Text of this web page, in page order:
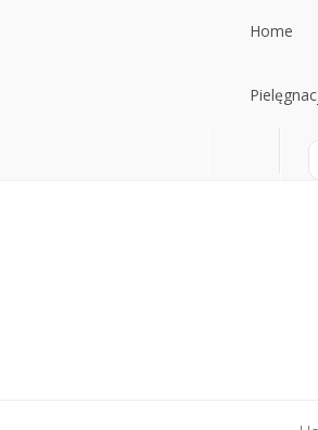
Home
Home